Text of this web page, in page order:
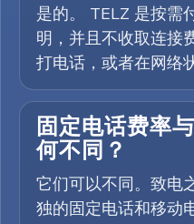
是的。 TELZ 是按需
明，并且不收取连接
打电话，或者在网络
固定电话费率
何不同？
它们可以不同。致电
独的固定电话和移动